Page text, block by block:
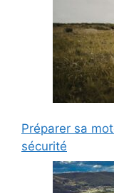
Préparer sa
sécurité